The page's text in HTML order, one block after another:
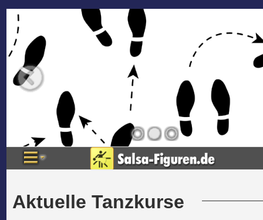
Aktuelle Tanzkurse